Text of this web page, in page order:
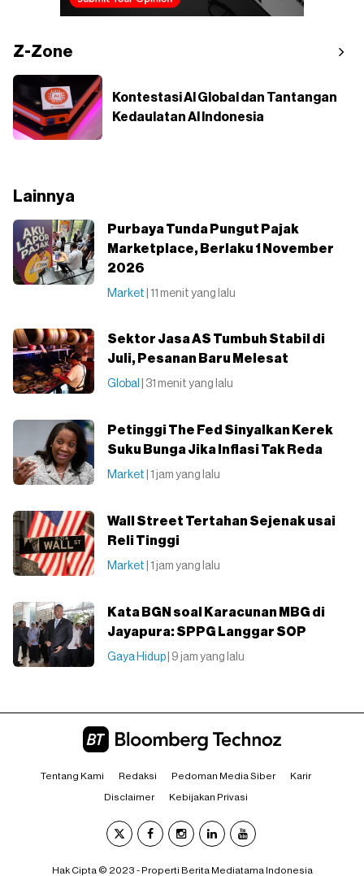
Z-Zone
Kontestasi AI Global dan Tantangan
Kedaulatan AI Indonesia
Lainnya
Purbaya Tunda Pungut Pajak
Marketplace, Berlaku 1 November
2026
Market | 11 menit yang lalu
Sektor Jasa AS Tumbuh Stabil di
Juli, Pesanan Baru Melesat
Global | 31 menit yang lalu
Petinggi The Fed Sinyalkan Kerek
Suku Bunga Jika Inflasi Tak Reda
Market | 1 jam yang lalu
Wall Street Tertahan Sejenak usai
Reli Tinggi
Market | 1 jam yang lalu
Kata BGN soal Karacunan MBG di
Jayapura: SPPG Langgar SOP
Gaya Hidup | 9 jam yang lalu
Tentang Kami Redaksi Pedoman Media Siber Karir
Disclaimer Kebijakan Privasi
Hak Cipta © 2023 - Properti Berita Mediatama Indonesia